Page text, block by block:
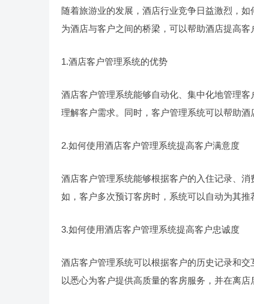
随着旅游业的发展，酒店行业竞争日益激烈，
为酒店与客户之间的桥梁，可以帮助酒店提高
1.酒店客户管理系统的优势
酒店客户管理系统能够自动化、集中化地管理
理解客户需求。同时，客户管理系统可以帮助
2.如何使用酒店客户管理系统提高客户满意度
酒店客户管理系统能够根据客户的入住记录、
如，客户多次预订客房时，系统可以自动为其推
3.如何使用酒店客户管理系统提高客户忠诚度
酒店客户管理系统可以根据客户的历史记录和
以悉心为客户提供高质量的客房服务，并在离店